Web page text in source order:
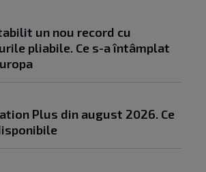
un nou record cu
pliabile. Ce s-a întâmplat
Plus din august 2026. Ce